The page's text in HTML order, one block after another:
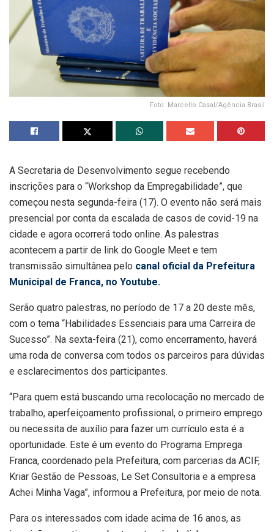
Foto: Marcello Casal/Agência Brasil
A Secretaria de Desenvolvimento segue recebendo
inscrições para o “Workshop da Empregabilidade”, que
começou nesta segunda-feira (17). O evento não será mais
presencial por conta da escalada de casos de covid-19 na
cidade e agora ocorrerá todo online. As palestras
acontecem a partir de link do Google Meet e tem
transmissão simultânea pelo canal oficial da Prefeitura
Municipal de Franca, no Youtube.
Serão quatro palestras, no período de 17 a 20 deste mês,
com o tema “Habilidades Essenciais para uma Carreira de
Sucesso”. Na sexta-feira (21), como encerramento, haverá
uma roda de conversa com todos os parceiros para dúvidas
e esclarecimentos dos participantes.
“Para quem está buscando uma recolocação no mercado de
trabalho, aperfeiçoamento profissional, o primeiro emprego
ou necessita de auxílio para fazer um currículo esta é a
oportunidade. Este é um evento do Programa Emprega
Franca, coordenado pela Prefeitura, com parcerias da ACIF,
Kriar Gestão de Pessoas, Le Set Consultoria e a empresa
Achei Minha Vaga”, informou a Prefeitura, por meio de nota.
Para os interessados com idade acima de 16 anos, as